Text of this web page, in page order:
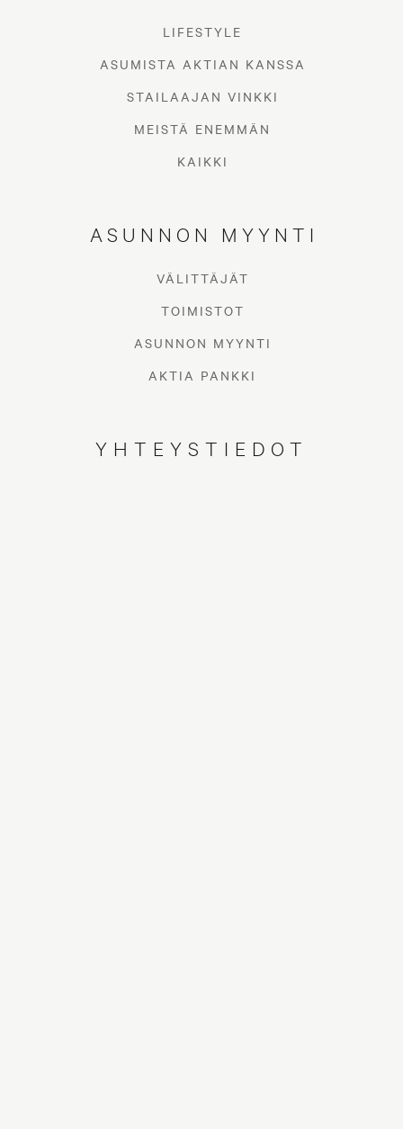
LIFESTYLE
ASUMISTA AKTIAN KANSSA
STAILAAJAN VINKKI
MEISTÄ ENEMMÄN
KAIKKI
ASUNNON MYYNTI
VÄLITTÄJÄT
TOIMISTOT
ASUNNON MYYNTI
AKTIA PANKKI
YHTEYSTIEDOT